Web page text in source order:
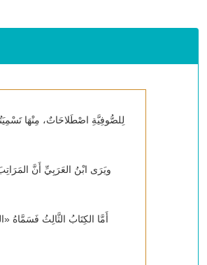
لِلصُّوفِيَّةِ اصْطَلاحَاتٌ، مِنْهَا
ويَرَى ابْنُ العَرَبِيِّ أَنَّ
أَمَّا الكِتَابُ الثَّالِثُ فَسَمَّاهُ